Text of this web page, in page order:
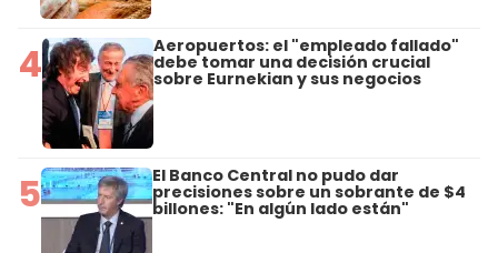
4 Aeropuertos: el "empleado fallado"
debe tomar una decisión crucial
sobre Eurnekian y sus negocios
5 El Banco Central no pudo dar
precisiones sobre un sobrante de $4
billones: "En algún lado están"